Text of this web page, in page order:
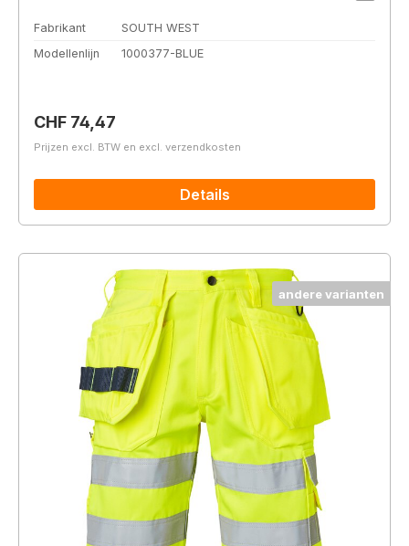
Fabrikant
SOUTH WEST
Modellenlijn
1000377-BLUE
Normale prijs:
CHF 74,47
Prijzen excl. BTW en excl. verzendkosten
Details
andere varianten